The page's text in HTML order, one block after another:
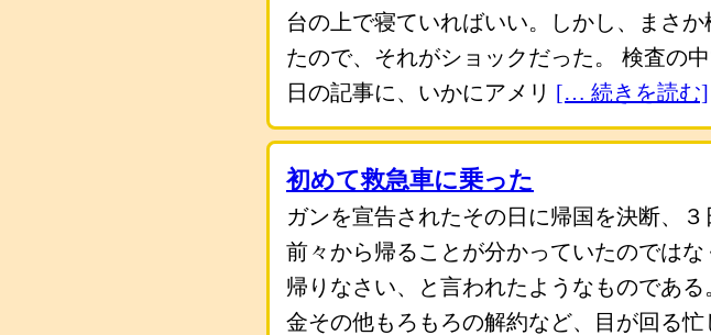
台の上で寝ていればいい。しかし、まさ
たので、それがショックだった。 検査の
日の記事に、いかにアメリ [… 続きを読む]
初めて救急車に乗った
ガンを宣告されたその日に帰国を決断、
前々から帰ることが分かっていたのでは
帰りなさい、と言われたようなものであ
金その他もろもろの解約など、目が回る